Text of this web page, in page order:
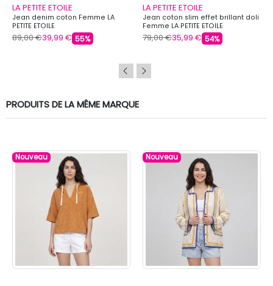
LA PETITE ETOILE
Jean denim coton Femme LA
PETITE ETOILE
89,00 €39,99 € 55%
LA PETITE ETOILE
Jean coton slim effet brillant doli
Femme LA PETITE ETOILE
79,00 €35,99 € 54%
PRODUITS DE LA MÊME MARQUE
Nouveau Nouveau